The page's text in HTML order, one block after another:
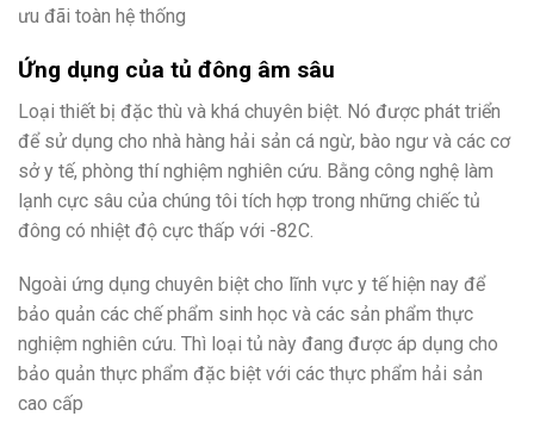
ưu đãi toàn hệ thống
Ứng dụng của tủ đông âm sâu
Loại thiết bị đặc thù và khá chuyên biệt. Nó được phát triển
để sử dụng cho nhà hàng hải sản cá ngừ, bào ngư và các cơ
sở y tế, phòng thí nghiệm nghiên cứu. Bằng công nghệ làm
lạnh cực sâu của chúng tôi tích hợp trong những chiếc tủ
đông có nhiệt độ cực thấp với -82C.
Ngoài ứng dụng chuyên biệt cho lĩnh vực y tế hiện nay để
bảo quản các chế phẩm sinh học và các sản phẩm thực
nghiệm nghiên cứu. Thì loại tủ này đang được áp dụng cho
bảo quản thực phẩm đặc biệt với các thực phẩm hải sản
cao cấp